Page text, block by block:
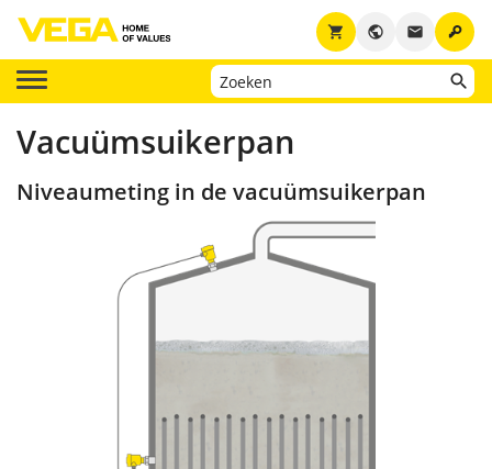
key
email
public
shopping_cart
Vacuümsuikerpan
Niveaumeting in de vacuümsuikerpan